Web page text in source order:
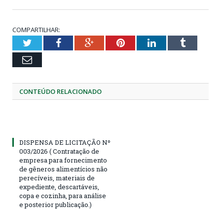
COMPARTILHAR:
TwitterFacebookGoogle+PinterestLinkedInTumblr
Email
CONTEÚDO RELACIONADO
DISPENSA DE LICITAÇÃO Nº
003/2026 ( Contratação de
empresa para fornecimento
de gêneros alimentícios não
perecíveis, materiais de
expediente, descartáveis,
copa e cozinha, para análise
e posterior publicação.)